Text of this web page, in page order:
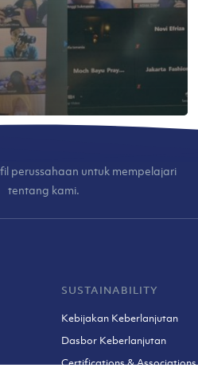
perussahaan untuk mempelajari
tentang kami.
SUSTAINABILITY
Kebijakan Keberlanjutan
Dasbor Keberlanjutan
Certifications & Associations